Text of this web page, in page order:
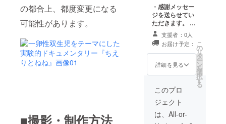
の都合上、都度変更になる
可能性があります。
■撮影・制作方法
集！ ※facebook
アカウントが無
い方にはメッ
セージにてご連
絡させていただ
ジットさせてい
ただきます。 ・
させていただき
ます。
・感謝メッセー
ジを送らせてい
ただきます。 ・
質問テーマの投
票 <facebookの
非公開グループ
へ招待> 撮影動
画、写真、日記
にパトロンの方
に双子へ質問し
たい内容を募
集！ ※facebook
アカウントが無
支援者：0人
お届け予定：
詳細を見る
こ
の
リ
タ
ー
ン
を
選
択
す
る
このプロ
ジェクト
は、All-or-